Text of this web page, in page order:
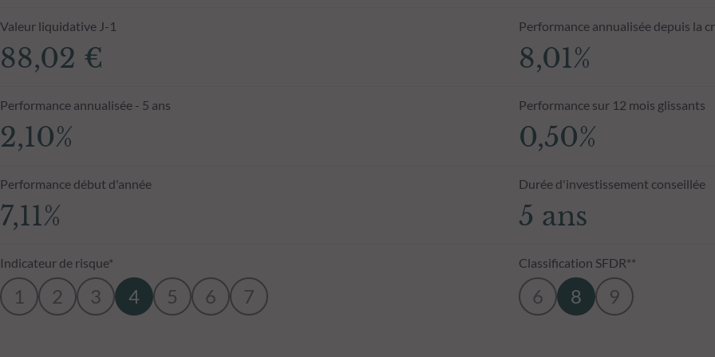
Valeur liquidative J-1
88,02 €
Performance annualisée depuis la
8,01%
Performance annualisée - 5 ans
2,10%
Performance sur 12 mois glissants
0,50%
Performance début d'année
7,11%
Durée d'investissement conseillée
5 ans
Indicateur de risque*
1 2 3 4 5 6 7
Classification SFDR**
6 8 9